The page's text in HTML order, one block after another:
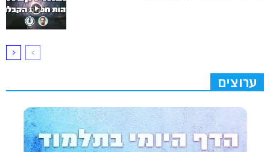
ערוצים